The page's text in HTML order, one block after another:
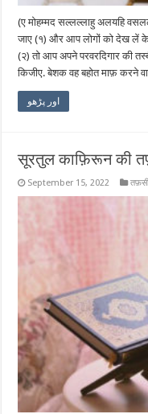
(ए मोहम्मद सल्लल्लाहु अलयहि
जाए (१) और आप लोगों को देख लें के
(२) तो आप अपने परवरदिगार की
किजीए. बेशक वह बहोत माफ़ करने
اور پڑھو
सूरतुल काफ़िरून की
September 15, 2022